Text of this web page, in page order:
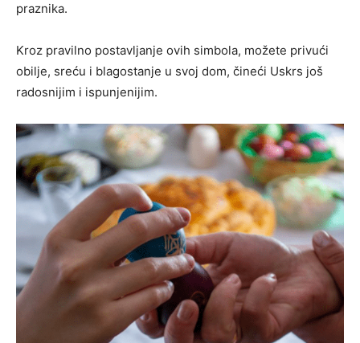
praznika.
Kroz pravilno postavljanje ovih simbola, možete privući
obilje, sreću i blagostanje u svoj dom, čineći Uskrs još
radosnijim i ispunjenijim.